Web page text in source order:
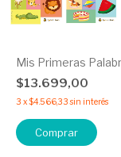
Mis Primeras
$13.699,00
3 x$4.566,33 sin interés
Comprar